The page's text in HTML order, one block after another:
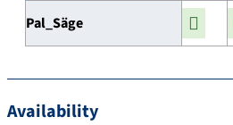
Pal_Säge
Availability